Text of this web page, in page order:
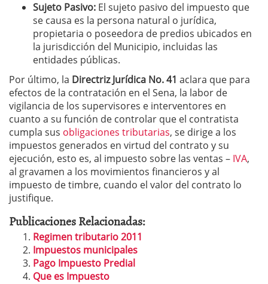
Sujeto Pasivo: El sujeto pasivo del impuesto que
se causa es la persona natural o jurídica,
propietaria o poseedora de predios ubicados en
la jurisdicción del Municipio, incluidas las
entidades públicas.
Por último, la Directriz Jurídica No. 41 aclara que para
efectos de la contratación en el Sena, la labor de
vigilancia de los supervisores e interventores en
cuanto a su función de controlar que el contratista
cumpla sus obligaciones tributarias, se dirige a los
impuestos generados en virtud del contrato y su
ejecución, esto es, al impuesto sobre las ventas – IVA,
al gravamen a los movimientos financieros y al
impuesto de timbre, cuando el valor del contrato lo
justifique.
Publicaciones Relacionadas:
Regimen tributario 2011
Impuestos municipales
Pago Impuesto Predial
Que es Impuesto